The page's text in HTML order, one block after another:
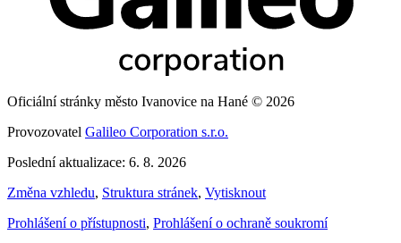
Oficiální stránky město Ivanovice na Hané © 2026
Provozovatel Galileo Corporation s.r.o.
Poslední aktualizace: 6. 8. 2026
Změna vzhledu, Struktura stránek, Vytisknout
Prohlášení o přístupnosti, Prohlášení o ochraně soukromí